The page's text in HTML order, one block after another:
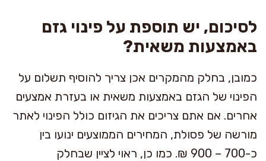
לסיכום, יש תוספת על פינוי גזם
באמצעות משאית?
כמובן, בחלק מהמקרים אכן צריך להוסיף תשלום על
הפינוי של הגזם באמצעות משאית או בעזרת אמצעים
אחרים. אם אתם צריכים את הגיזום כולל הפינוי לאתר
מורשה של פסולת, המחירים הממוצעים ינועו בין
כ-700 – 900 ₪. כמו כן, ראוי לציין שבחלק